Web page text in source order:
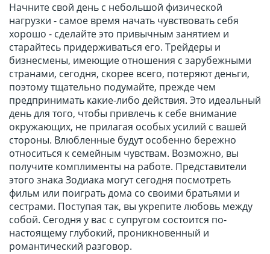
Начните свой день с небольшой физической
нагрузки - самое время начать чувствовать себя
хорошо - сделайте это привычным занятием и
старайтесь придерживаться его. Трейдеры и
бизнесмены, имеющие отношения с зарубежными
странами, сегодня, скорее всего, потеряют деньги,
поэтому тщательно подумайте, прежде чем
предпринимать какие-либо действия. Это идеальный
день для того, чтобы привлечь к себе внимание
окружающих, не прилагая особых усилий с вашей
стороны. Влюбленные будут особенно бережно
относиться к семейным чувствам. Возможно, вы
получите комплименты на работе. Представители
этого знака Зодиака могут сегодня посмотреть
фильм или поиграть дома со своими братьями и
сестрами. Поступая так, вы укрепите любовь между
собой. Сегодня у вас с супругом состоится по-
настоящему глубокий, проникновенный и
романтический разговор.